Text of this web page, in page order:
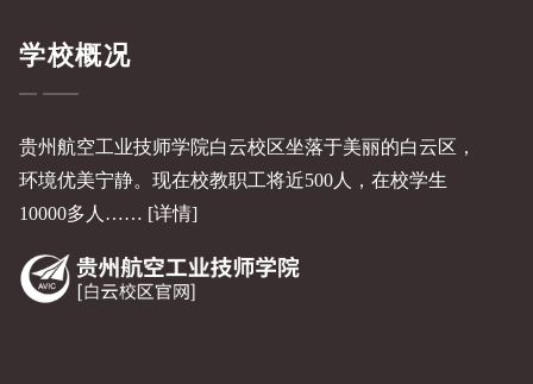
学校概况
贵州航空工业技师学院白云校区坐落于美丽的白云区，
环境优美宁静。现在校教职工将近500人，在校学生
10000多人…… [详情]